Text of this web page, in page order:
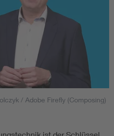
/ Adobe Firefly (Composing)